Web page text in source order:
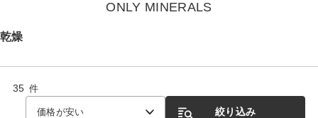
ONLY MINERALS
乾燥
35 件
価格が安い 絞り込み